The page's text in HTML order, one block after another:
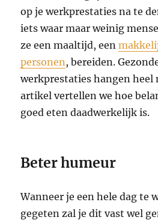
op je werkprestaties na te
iets waar maar weinig
ze een maaltijd, een
personen , bereiden.
werkprestaties hangen heel
artikel vertellen we hoe
goed eten daadwerkelijk is.
Beter humeur
Wanneer je een hele dag te
gegeten zal je dit vast wel